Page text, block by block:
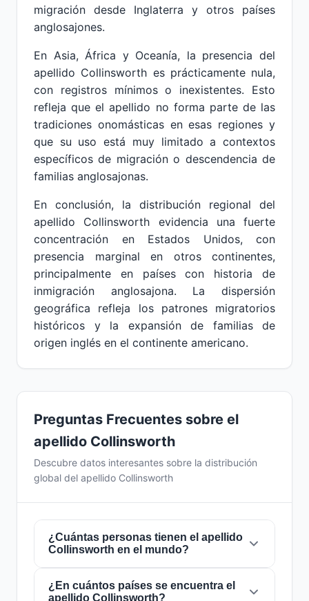
migración desde Inglaterra y otros países
anglosajones.
En Asia, África y Oceanía, la presencia del
apellido Collinsworth es prácticamente nula,
con registros mínimos o inexistentes. Esto
refleja que el apellido no forma parte de las
tradiciones onomásticas en esas regiones y
que su uso está muy limitado a contextos
específicos de migración o descendencia de
familias anglosajonas.
En conclusión, la distribución regional del
apellido Collinsworth evidencia una fuerte
concentración en Estados Unidos, con
presencia marginal en otros continentes,
principalmente en países con historia de
inmigración anglosajona. La dispersión
geográfica refleja los patrones migratorios
históricos y la expansión de familias de
origen inglés en el continente americano.
Preguntas Frecuentes sobre el
apellido Collinsworth
Descubre datos interesantes sobre la distribución
global del apellido Collinsworth
¿Cuántas personas tienen el apellido
Collinsworth en el mundo?
Actualmente hay aproximadamente3.662
¿En cuántos países se encuentra el
apellido Collinsworth?